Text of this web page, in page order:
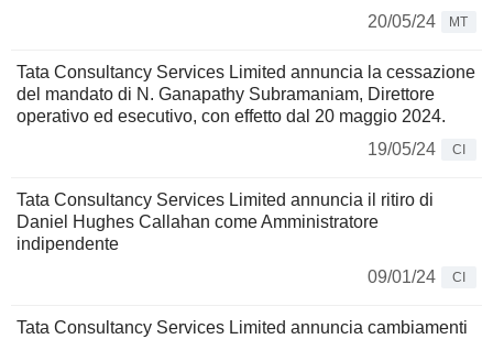
20/05/24
MT
Tata Consultancy Services Limited annuncia la cessazione
del mandato di N. Ganapathy Subramaniam, Direttore
operativo ed esecutivo, con effetto dal 20 maggio 2024.
19/05/24
CI
Tata Consultancy Services Limited annuncia il ritiro di
Daniel Hughes Callahan come Amministratore
indipendente
09/01/24
CI
Tata Consultancy Services Limited annuncia cambiamenti